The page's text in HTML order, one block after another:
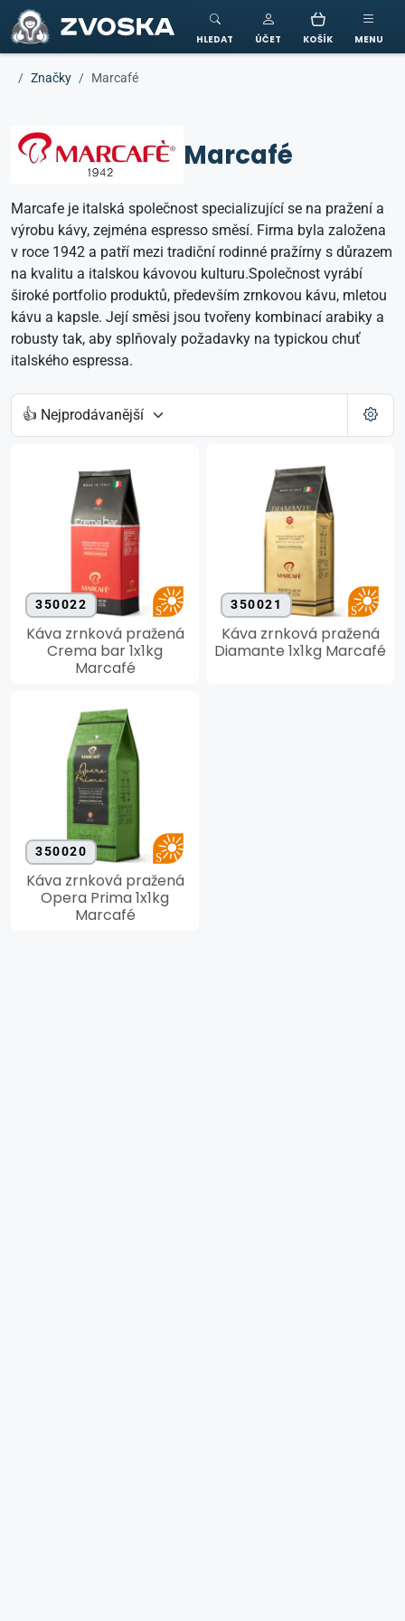
ZVOSKA
HLEDAT ÚČET KOŠÍK MENU
Značky Marcafé
Marcafé
Marcafe je italská společnost specializující se na pražení a
výrobu kávy, zejména espresso směsí. Firma byla založena
v roce 1942 a patří mezi tradiční rodinné pražírny s důrazem
na kvalitu a italskou kávovou kulturu.Společnost vyrábí
široké portfolio produktů, především zrnkovou kávu, mletou
kávu a kapsle. Její směsi jsou tvořeny kombinací arabiky a
robusty tak, aby splňovaly požadavky na typickou chuť
italského espressa.
350022
Káva zrnková pražená
Crema bar 1x1kg
Marcafé
350021
Káva zrnková pražená
Diamante 1x1kg Marcafé
350020
Káva zrnková pražená
Opera Prima 1x1kg
Marcafé